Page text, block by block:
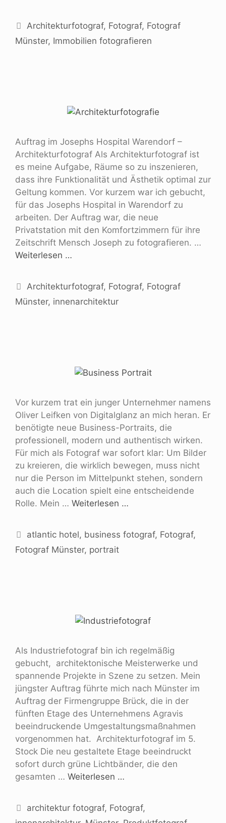
Architekturfotograf, Fotograf, Fotograf
Münster, Immobilien fotografieren
Auftrag im Josephs Hospital Warendorf –
Architekturfotograf Als Architekturfotograf ist
es meine Aufgabe, Räume so zu inszenieren,
dass ihre Funktionalität und Ästhetik optimal zur
Geltung kommen. Vor kurzem war ich gebucht,
für das Josephs Hospital in Warendorf zu
arbeiten. Der Auftrag war, die neue
Privatstation mit den Komfortzimmern für ihre
Zeitschrift Mensch Joseph zu fotografieren. …
Weiterlesen …
Architekturfotograf, Fotograf, Fotograf
Münster, innenarchitektur
Vor kurzem trat ein junger Unternehmer namens
Oliver Leifken von Digitalglanz an mich heran. Er
benötigte neue Business-Portraits, die
professionell, modern und authentisch wirken.
Für mich als Fotograf war sofort klar: Um Bilder
zu kreieren, die wirklich bewegen, muss nicht
nur die Person im Mittelpunkt stehen, sondern
auch die Location spielt eine entscheidende
Rolle. Mein … Weiterlesen …
atlantic hotel, business fotograf, Fotograf,
Fotograf Münster, portrait
Als Industriefotograf bin ich regelmäßig
gebucht, architektonische Meisterwerke und
spannende Projekte in Szene zu setzen. Mein
jüngster Auftrag führte mich nach Münster im
Auftrag der Firmengruppe Brück, die in der
fünften Etage des Unternehmens Agravis
beeindruckende Umgestaltungsmaßnahmen
vorgenommen hat. Architekturfotograf im 5.
Stock Die neu gestaltete Etage beeindruckt
sofort durch grüne Lichtbänder, die den
gesamten … Weiterlesen …
architektur fotograf, Fotograf,